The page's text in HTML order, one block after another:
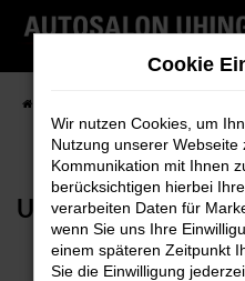
Zum
UNSER
Cookie
Wir nutzen Cookies, um
Nutzung unserer
Kommunikation mit Ihnen
berücksichtigen hierbei
verarbeiten Daten für
wenn Sie uns Ihre
einem späteren Zeitpunkt
Sie die Einwilligung